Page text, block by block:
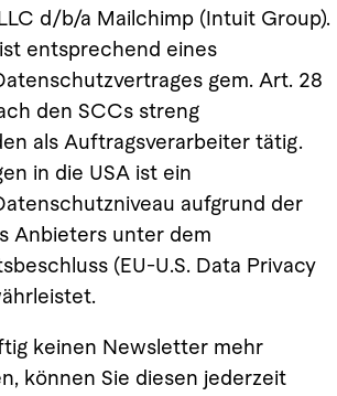
d/b/a Mailchimp (Intuit Group).
entsprechend eines
gem. Art. 28
den SCCs streng
als Auftragsverarbeiter tätig.
in die USA ist ein
aufgrund der
Anbieters unter dem
(EU-U.S. Data Privacy
keinen Newsletter mehr
können Sie diesen jederzeit